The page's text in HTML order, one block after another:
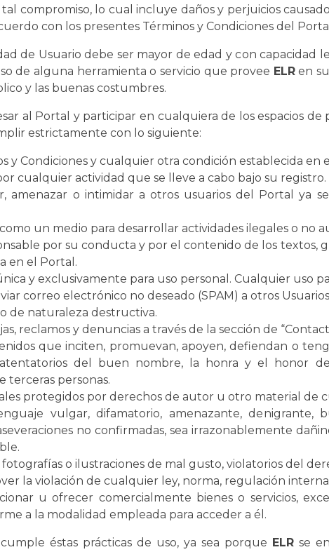
compromiso, lo cual incluye daños y perjuicios
con los presentes Términos y Condiciones del
de Usuario debe ser mayor de edad y con capacidad
de alguna herramienta o servicio que provee ELRen
y las buenas costumbres.
al Portal y participar en cualquiera de los espacios
estrictamente con lo siguiente:
y Condiciones y cualquier otra condición establecida en
cualquier actividad que se lleve a cabo bajo su registro.
amenazar o intimidar a otros usuarios del Portal ya
un medio para desarrollar actividades ilegales o no
por su conducta y por el contenido de los textos,
en el Portal.
y exclusivamente para uso personal. Cualquier uso
correo electrónico no deseado (SPAM) a otros
de naturaleza destructiva.
reclamos y denuncias a través de la sección de
que inciten, promuevan, apoyen, defiendan o
del buen nombre, la honra y el honor
terceras personas.
protegidos por derechos de autor u otro material de
vulgar, difamatorio, amenazante, denigrante,
no confirmadas, sea irrazonablemente
o ilustraciones de mal gusto, violatorios del
la violación de cualquier ley, norma, regulación
u ofrecer comercialmente bienes o servicios,
a la modalidad empleada para acceder a él.
éstas prácticas de uso, ya sea porque ELR se